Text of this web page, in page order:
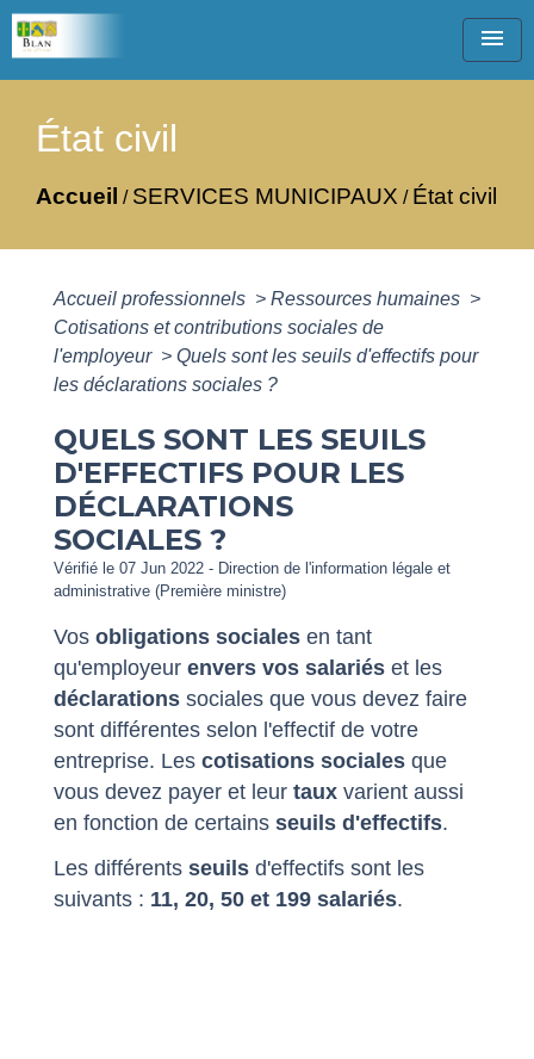
menu
État civil
Accueil / SERVICES MUNICIPAUX / État civil
Accueil professionnels > Ressources humaines >
Cotisations et contributions sociales de
l'employeur > Quels sont les seuils d'effectifs pour
les déclarations sociales ?
QUELS SONT LES SEUILS
D'EFFECTIFS POUR LES
DÉCLARATIONS
SOCIALES ?
Vérifié le 07 Jun 2022 - Direction de l'information légale et
administrative (Première ministre)
Vos obligations sociales en tant
qu'employeur envers vos salariés et les
déclarations sociales que vous devez faire
sont différentes selon l'effectif de votre
entreprise. Les cotisations sociales que
vous devez payer et leur taux varient aussi
en fonction de certains seuils d'effectifs.
Les différents seuils d'effectifs sont les
suivants : 11, 20, 50 et 199 salariés.